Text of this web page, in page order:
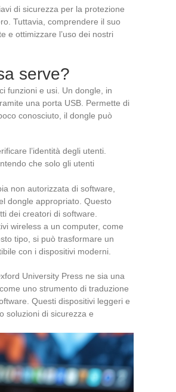
di sicurezza per la protezione
Tuttavia, comprendere il suo
e ottimizzare l’uso dei nostri
serve?
funzioni e usi. Un dongle, in
una porta USB. Permette di
conosciuto, il dongle può
l’identità degli utenti.
che solo gli utenti
non autorizzata di software,
dongle appropriato. Questo
dei creatori di software.
wireless a un computer, come
tipo, si può trasformare un
con i dispositivi moderni.
University Press ne sia una
uno strumento di traduzione
Questi dispositivi leggeri e
soluzioni di sicurezza e